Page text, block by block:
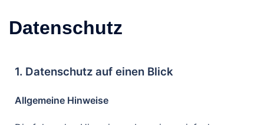
Datenschutz
1. Datenschutz auf einen Blick
Allgemeine Hinweise